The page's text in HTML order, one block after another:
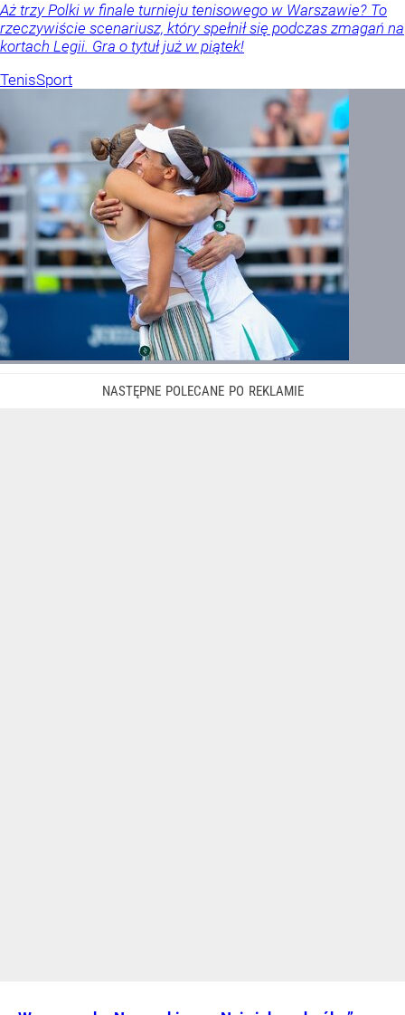
Aż trzy Polki w finale turnieju tenisowego w Warszawie? To
rzeczywiście scenariusz, który spełnił się podczas zmagań na
kortach Legii. Gra o tytuł już w piątek!
TenisSport